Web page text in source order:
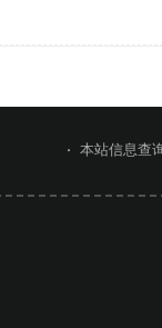
本站信息查